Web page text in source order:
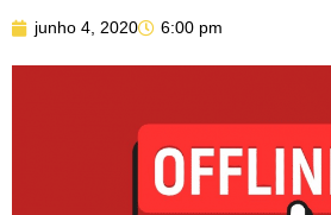
junho 4, 2020 6:00 pm